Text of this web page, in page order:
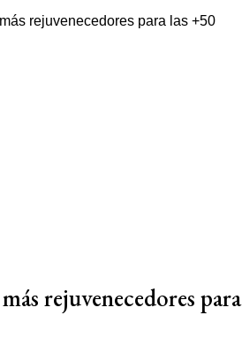
rejuvenecedores para